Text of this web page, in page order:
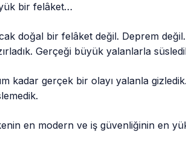
bir felâket…
doğal bir felâket değil. Deprem
Gerçeği büyük yalanlarla
kadar gerçek bir olayı yalanla
en modern ve iş güvenliğinin en